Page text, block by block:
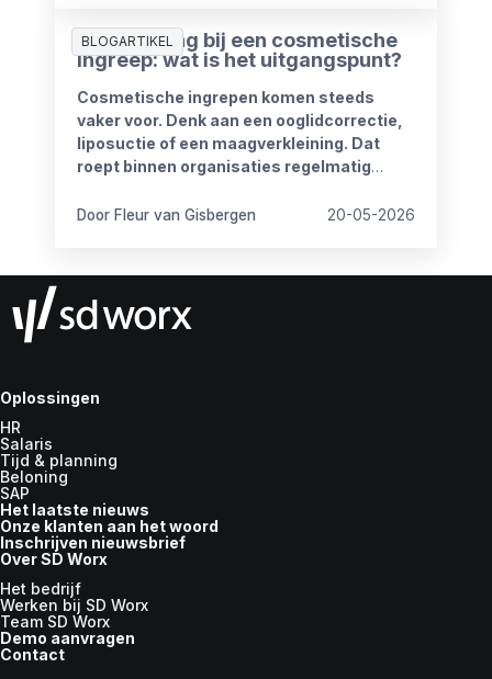
BLOGARTIKEL
Ziekmelding bij een cosmetische
ingreep: wat is het uitgangspunt?
Cosmetische ingrepen komen steeds
vaker voor. Denk aan een ooglidcorrectie,
liposuctie of een maagverkleining. Dat
roept binnen organisaties regelmatig
Door Fleur van Gisbergen 20-05-2026
Oplossingen
HR
Salaris
Tijd & planning
Beloning
SAP
Het laatste nieuws
Onze klanten aan het woord
Inschrijven nieuwsbrief
Over SD Worx
Het bedrijf
Werken bij SD Worx
Team SD Worx
Demo aanvragen
Contact